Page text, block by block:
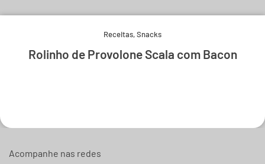
Receitas,Snacks
Rolinho de Provolone Scala com Bacon
Acompanhe nas redes